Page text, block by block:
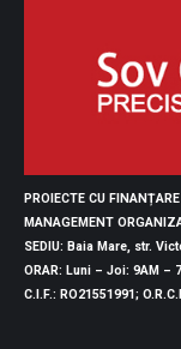
PROIECTE CU
MANAGEMENT
SEDIU: Baia Mare, str.
ORAR: Luni – Joi: 9AM –
C.I.F.: RO21551991;